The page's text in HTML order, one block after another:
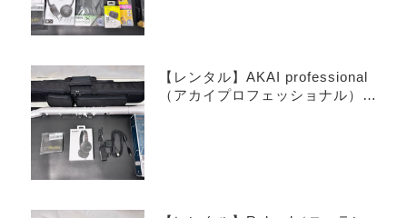
【レンタル】AKAI professional
（アカイプロフェッショナル）